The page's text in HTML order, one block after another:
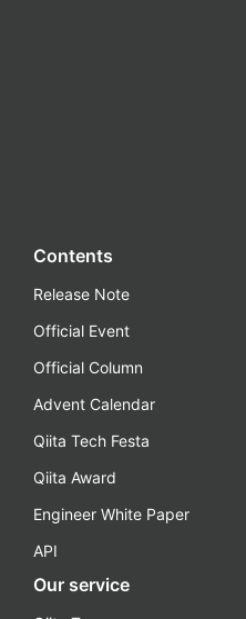
Contents
Release Note
Official Event
Official Column
Advent Calendar
Qiita Tech Festa
Qiita Award
Engineer White Paper
API
Our service